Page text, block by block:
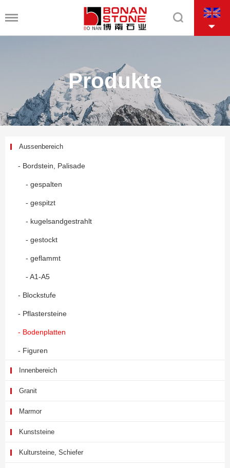
Produkte
Aussenbereich
- Bordstein, Palisade
- gespalten
- gespitzt
- kugelsandgestrahlt
- gestockt
- geflammt
- A1-A5
- Blockstufe
- Pflastersteine
- Bodenplatten
- Figuren
Innenbereich
Granit
Marmor
Kunststeine
Kultursteine, Schiefer